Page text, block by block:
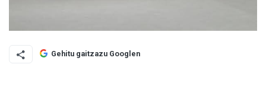
Gehitu gaitzazu Googlen